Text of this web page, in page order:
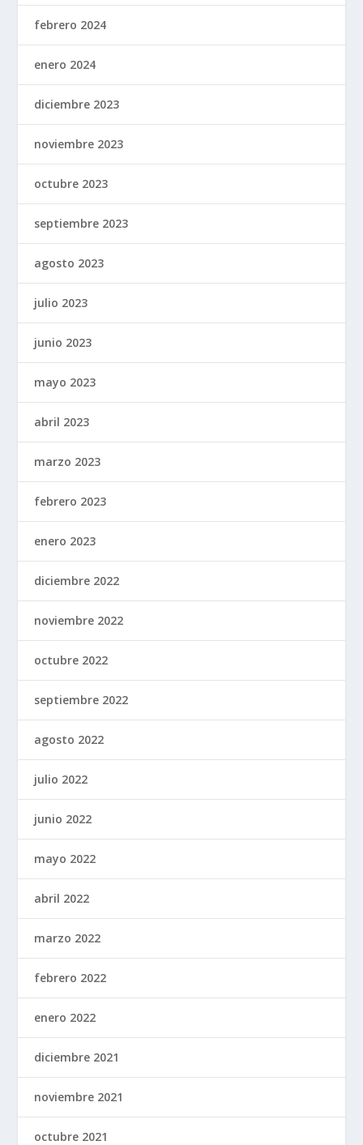
febrero 2024
enero 2024
diciembre 2023
noviembre 2023
octubre 2023
septiembre 2023
agosto 2023
julio 2023
junio 2023
mayo 2023
abril 2023
marzo 2023
febrero 2023
enero 2023
diciembre 2022
noviembre 2022
octubre 2022
septiembre 2022
agosto 2022
julio 2022
junio 2022
mayo 2022
abril 2022
marzo 2022
febrero 2022
enero 2022
diciembre 2021
noviembre 2021
octubre 2021